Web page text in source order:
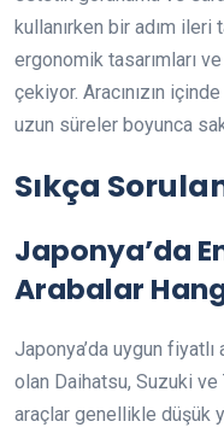
kullanırken bir adım ileri
ergonomik tasarımları
çekiyor. Aracınızın
uzun süreler boyunca
Sıkça
Japonya’da
Arabalar
Japonya’da uygun
olan Daihatsu, Suzuki ve
araçlar genellikle düşük